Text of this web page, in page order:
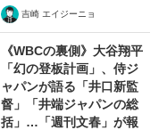
吉崎 エイジーニョ
《WBCの裏側》大谷翔平
「幻の登板計画」、侍ジ
ャパンが語る「井口新監
督」「井端ジャパンの総
括」…「週刊文春」が報